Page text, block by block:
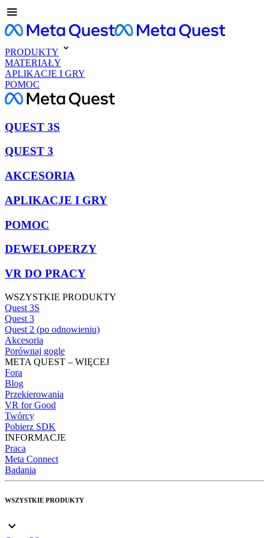
PRODUKTY
MATERIAŁY
APLIKACJE I GRY
POMOC
QUEST 3S
QUEST 3
AKCESORIA
APLIKACJE I GRY
POMOC
DEWELOPERZY
VR DO PRACY
WSZYSTKIE PRODUKTY
Quest 3S
Quest 3
Quest 2 (po odnowieniu)
Akcesoria
Porównaj gogle
META QUEST – WIĘCEJ
Fora
Blog
Przekierowania
VR for Good
Twórcy
Pobierz SDK
INFORMACJE
Praca
Meta Connect
Badania
WSZYSTKIE PRODUKTY